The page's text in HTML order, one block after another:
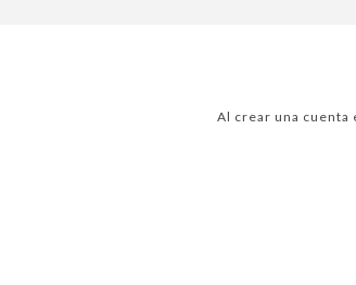
Al crear una cuenta